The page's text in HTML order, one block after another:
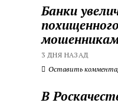
Банки
похищенного
3 ДНЯ НАЗАД
Оставить
В